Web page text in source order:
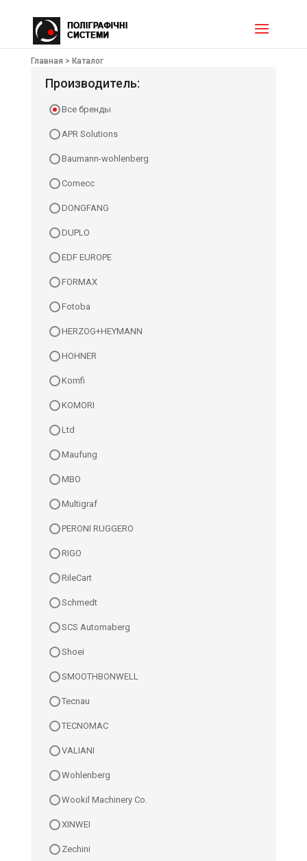
Главная > Каталог
Производитель:
Все бренды
APR Solutions
Baumann-wohlenberg
Comecc
DONGFANG
DUPLO
EDF EUROPE
FORMAX
Fotoba
HERZOG+HEYMANN
HOHNER
Komfi
KOMORI
Ltd
Maufung
MBO
Multigraf
PERONI RUGGERO
RIGO
RileCart
Schmedt
SCS Automaberg
Shoei
SMOOTHBONWELL
Tecnau
TECNOMAC
VALIANI
Wohlenberg
Wookil Machinery Co.
XINWEI
Zechini